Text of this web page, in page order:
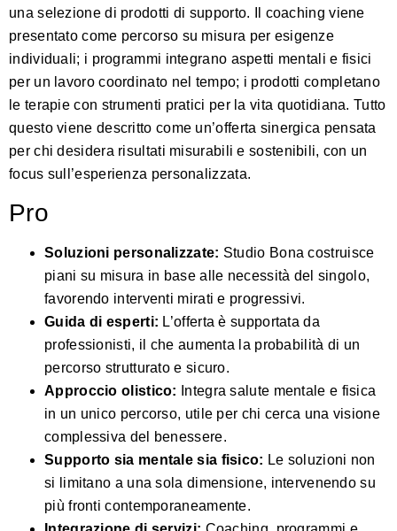
una selezione di prodotti di supporto. Il coaching viene
presentato come percorso su misura per esigenze
individuali; i programmi integrano aspetti mentali e fisici
per un lavoro coordinato nel tempo; i prodotti completano
le terapie con strumenti pratici per la vita quotidiana. Tutto
questo viene descritto come un’offerta sinergica pensata
per chi desidera risultati misurabili e sostenibili, con un
focus sull’esperienza personalizzata.
Pro
Soluzioni personalizzate: Studio Bona costruisce
piani su misura in base alle necessità del singolo,
favorendo interventi mirati e progressivi.
Guida di esperti: L’offerta è supportata da
professionisti, il che aumenta la probabilità di un
percorso strutturato e sicuro.
Approccio olistico:
Integra salute mentale e fisica
in un unico percorso, utile per chi cerca una visione
complessiva del benessere.
Supporto sia mentale sia fisico: Le soluzioni non
si limitano a una sola dimensione, intervenendo su
più fronti contemporaneamente.